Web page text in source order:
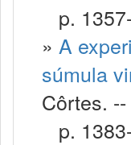
p.
» A
súmula
Côrtes. --
p.